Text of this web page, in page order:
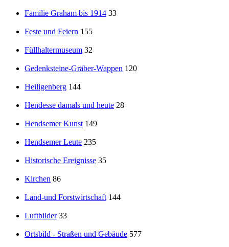
Familie Graham bis 1914 33
Feste und Feiern 155
Füllhaltermuseum 32
Gedenksteine-Gräber-Wappen 120
Heiligenberg 144
Hendesse damals und heute 28
Hendsemer Kunst 149
Hendsemer Leute 235
Historische Ereignisse 35
Kirchen 86
Land-und Forstwirtschaft 144
Luftbilder 33
Ortsbild - Straßen und Gebäude 577